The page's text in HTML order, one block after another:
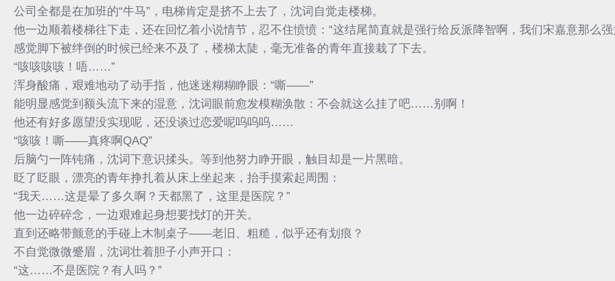
公司全都是在加班的“牛马”，电梯肯定是挤不上去了，沈词自觉走楼梯。
他一边顺着楼梯往下走，还在回忆着小说情节，忍不住愤愤：“这结尾简直就是强行给反派降智啊，我们宋嘉意那么
感觉脚下被绊倒的时候已经来不及了，楼梯太陡，毫无准备的青年直接栽了下去。
“咳咳咳咳！唔……”
浑身酸痛，艰难地动了动手指，他迷迷糊糊睁眼：“嘶——”
能明显感觉到额头流下来的湿意，沈词眼前愈发模糊涣散：不会就这么挂了吧……别啊！
他还有好多愿望没实现呢，还没谈过恋爱呢呜呜呜……
“咳咳！嘶——真疼啊QAQ”
后脑勺一阵钝痛，沈词下意识揉头。等到他努力睁开眼，触目却是一片黑暗。
眨了眨眼，漂亮的青年挣扎着从床上坐起来，抬手摸索起周围：
“我天……这是晕了多久啊？天都黑了，这里是医院？”
他一边碎碎念，一边艰难起身想要找灯的开关。
直到还略带颤意的手碰上木制桌子——老旧、粗糙，似乎还有划痕？
不自觉微微蹙眉，沈词壮着胆子小声开口：
“这……不是医院？有人吗？”